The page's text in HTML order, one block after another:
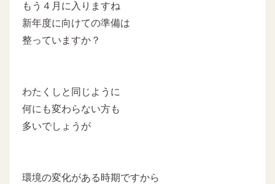
もう４月に入りますね
新年度に向けての準備は
整っていますか？
わたくしと同じように
何にも変わらない方も
多いでしょうが
環境の変化がある時期ですから